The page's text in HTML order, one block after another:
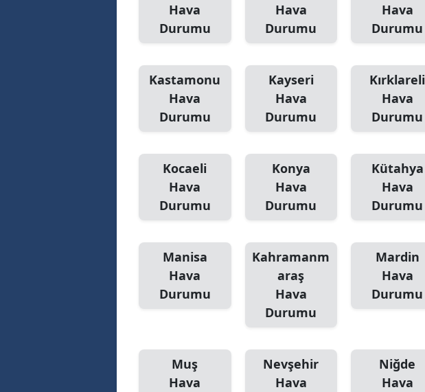
Uşak
Van
Yozgat
Zonguldak
Aksaray
Bayburt
Karaman
Kırıkkale
Batman
Şırnak
Bartın
Ardahan
Iğdır
Yalova
Hava
Durumu
Hava
Durumu
Hava
Durumu
Kastamonu
Hava
Durumu
Kayseri
Hava
Durumu
Kırklareli
Hava
Durumu
Kocaeli
Hava
Durumu
Konya
Hava
Durumu
Kütahya
Hava
Durumu
Manisa
Hava
Durumu
Kahramanm
araş
Hava
Durumu
Mardin
Hava
Durumu
Muş
Hava
Nevşehir
Hava
Niğde
Hava